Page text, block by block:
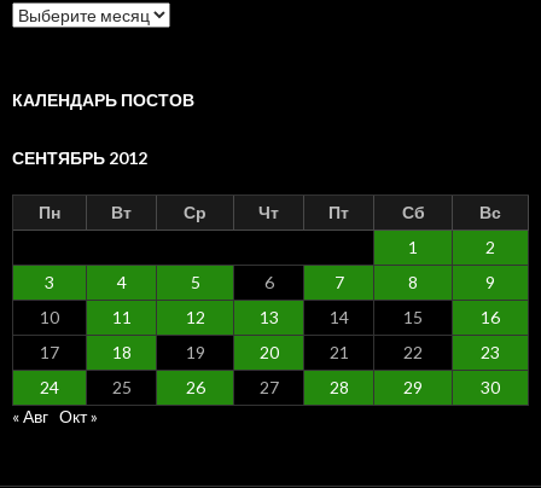
Архив
по
КАЛЕНДАРЬ ПОСТОВ
СЕНТЯБРЬ 2012
Пн Вт Ср Чт Пт Сб
Вс
1
2
3
4 5 6 7 8
9
10
11 12 13 14 15
16
17
18 19 20 21 22
23
24
25 26 27 28 29
30
« Авг Окт »